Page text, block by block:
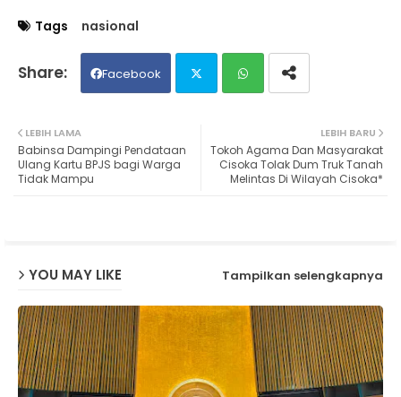
Tags nasional
Facebook
ats
LEBIH BARU
Tokoh Agama Dan Masyarakat
Cisoka Tolak Dum Truk Tanah
Melintas Di Wilayah Cisoka*
LEBIH LAMA
Babinsa Dampingi Pendataan
Ulang Kartu BPJS bagi Warga
Tidak Mampu
YOU MAY LIKE Tampilkan selengkapnya